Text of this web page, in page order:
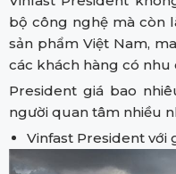
bộ công nghệ mà còn
sản phẩm Việt Nam,
các khách hàng có nhu
President giá bao
người quan tâm nhiều
Vinfast President với